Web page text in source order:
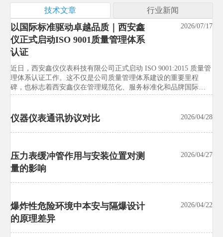
技术文章 行业新闻
以国际标准驱动卓越品质｜西安鑫
仪正式启动ISO 9001质量管理体系
认证
2026/07/17
近日，西安鑫仪仪表科技有限公司正式启动 ISO 9001:2015 质量管
理体系认证工作。这不仅是公司质量管理体系建设的重要里程
碑，也标志着西安鑫仪在管理规范化、服务标准化和品牌国际化
的发展道路上迈出了坚实一步。
仪器仪表通讯协议对比 2026/04/28
压力表缓冲管作用与安装位置对测
量的影响
2026/04/27
爆炸性危险环境中本安与隔爆设计
的原理差异
2026/04/22
汉诺威工博会新增智能试验装备展
区，中国展团预订率达92%
2026/07/21
汉诺威工博会新增智能试验装备展区，中国展团预订率达92%，释
放试验设备国际化升级信号。本文解析独立展区对出口、采购、
校准、交付与远程服务的影响，帮助企业抢先把握市场先机。
试验设备行业关注：洋山港试行试验设备出口绿色通道，通关平
均缩短3.2天，并将ISO 14001、RoHS、碳足迹声明等纳入条件。
东南亚多国启动试验设备能效标签
强制计划
试验设备行业迎来新变局：东南亚多国启动试验设备能效标签强
制计划，印尼、越南、泰国将对恒温恒湿试验箱等实施MEPS管
理。快速了解IE3门槛、ASEAN测试报告要求与出口合规应对重